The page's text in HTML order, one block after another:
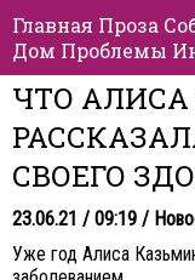
Главная Проза
Дом Проблемы
ЧТО
СВОЕГО
23.06.21 / 09:19 /
Уже год Алиса